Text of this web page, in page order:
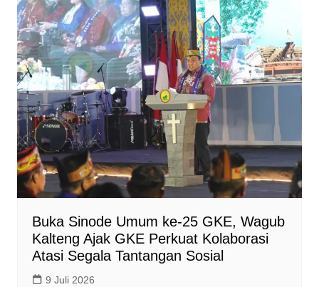
Buka Sinode Umum ke-25 GKE, Wagub
Kalteng Ajak GKE Perkuat Kolaborasi
Atasi Segala Tantangan Sosial
9 Juli 2026